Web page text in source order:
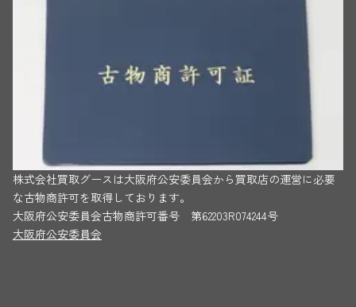
株式会社買取グースは大阪府公安委員会から買取店の運営に必要
な古物商許可を取得しております。
大阪府公安委員会古物商許可番号 第62203R074244号
大阪府公安委員会